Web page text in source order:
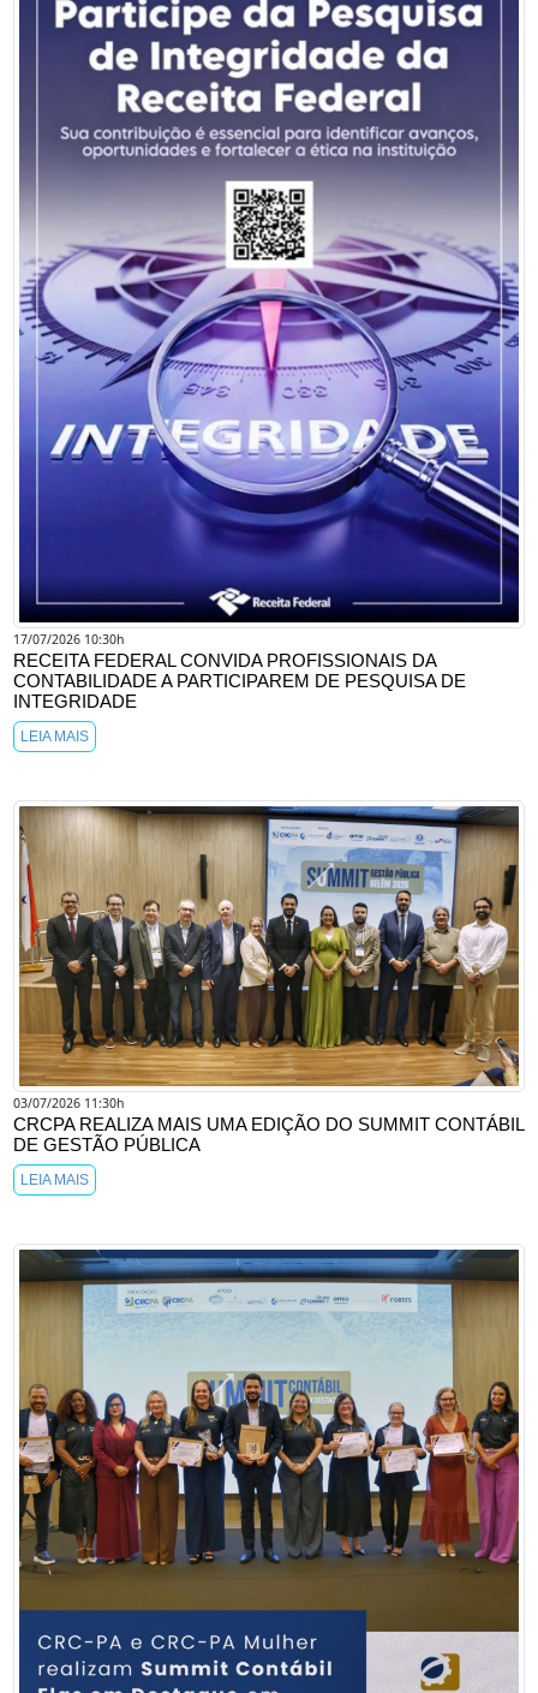
17/07/2026 10:30h
RECEITA FEDERAL CONVIDA PROFISSIONAIS DA
CONTABILIDADE A PARTICIPAREM DE PESQUISA DE
INTEGRIDADE
LEIA MAIS
03/07/2026 11:30h
CRCPA REALIZA MAIS UMA EDIÇÃO DO SUMMIT CONTÁBIL
DE GESTÃO PÚBLICA
LEIA MAIS